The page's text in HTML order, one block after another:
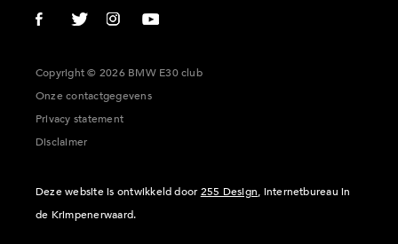
Copyright © 2026 BMW E30 club
Onze contactgegevens
Privacy statement
Disclaimer
Deze website is ontwikkeld door 255 Design, internetbureau in
de Krimpenerwaard.